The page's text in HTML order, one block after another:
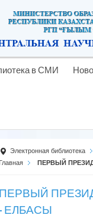
в СМИ
Электронная библиотека
Главная
ПЕРВЫЙ
ПЕРВЫЙ
ЕЛБАСЫ